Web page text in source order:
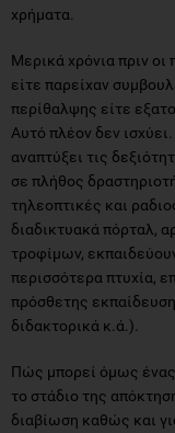
χρήματα.
Μερικά χρόνια πριν οι
είτε παρείχαν
περίθαλψης είτε
Αυτό πλέον δεν
αναπτύξει τις
σε πλήθος
τηλεοπτικές και
διαδικτυακά πόρταλ,
τροφίμων,
περισσότερα πτυχία,
πρόσθετης
διδακτορικά κ.ά.).
Πώς μπορεί όμως ένας
το στάδιο της
διαβίωση καθώς και